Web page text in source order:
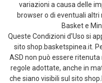
variazioni a causa delle
browser o di eventuali
Basket e
Queste Condizioni d'Uso si
sito shop.basketspinea.it.
ASD non può essere
regole adottate, anche in
che siano visibili sul sito